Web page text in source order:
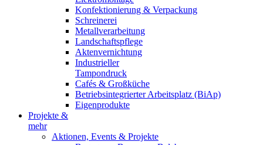
Konfektionierung & Verpackung
Schreinerei
Metallverarbeitung
Landschaftspflege
Aktenvernichtung
Industrieller
Tampondruck
Cafés & Großküche
Betriebsintegrierter Arbeitsplatz (BiAp)
Eigenprodukte
Projekte &
mehr
Aktionen, Events & Projekte